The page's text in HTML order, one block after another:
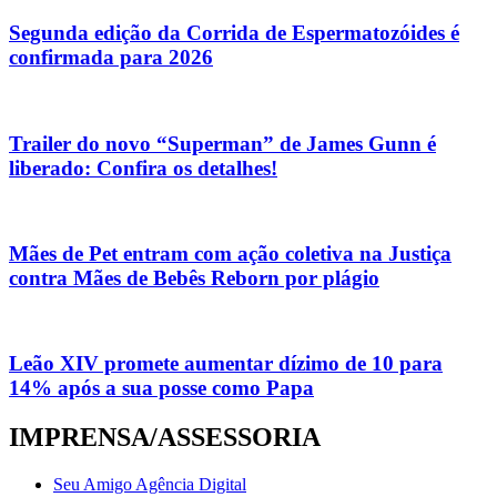
Segunda edição da Corrida de Espermatozóides é
confirmada para 2026
Trailer do novo “Superman” de James Gunn é
liberado: Confira os detalhes!
Mães de Pet entram com ação coletiva na Justiça
contra Mães de Bebês Reborn por plágio
Leão XIV promete aumentar dízimo de 10 para
14% após a sua posse como Papa
IMPRENSA/ASSESSORIA
Seu Amigo Agência Digital